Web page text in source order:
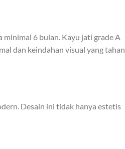
minimal 6 bulan. Kayu jati grade A
dan keindahan visual yang tahan
Desain ini tidak hanya estetis